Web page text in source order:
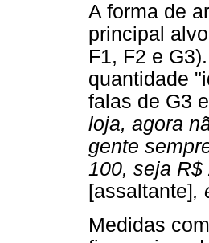
A forma de
principal
F1, F2 e
quantidade
falas de G3
loja, agora
gente
100, seja
[assaltante],
Medidas